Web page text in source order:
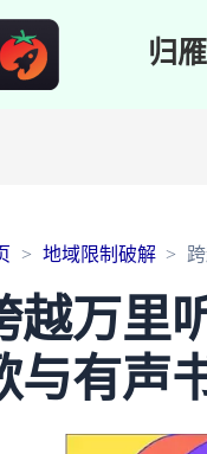
归
地域限制破解
越万里
与有声